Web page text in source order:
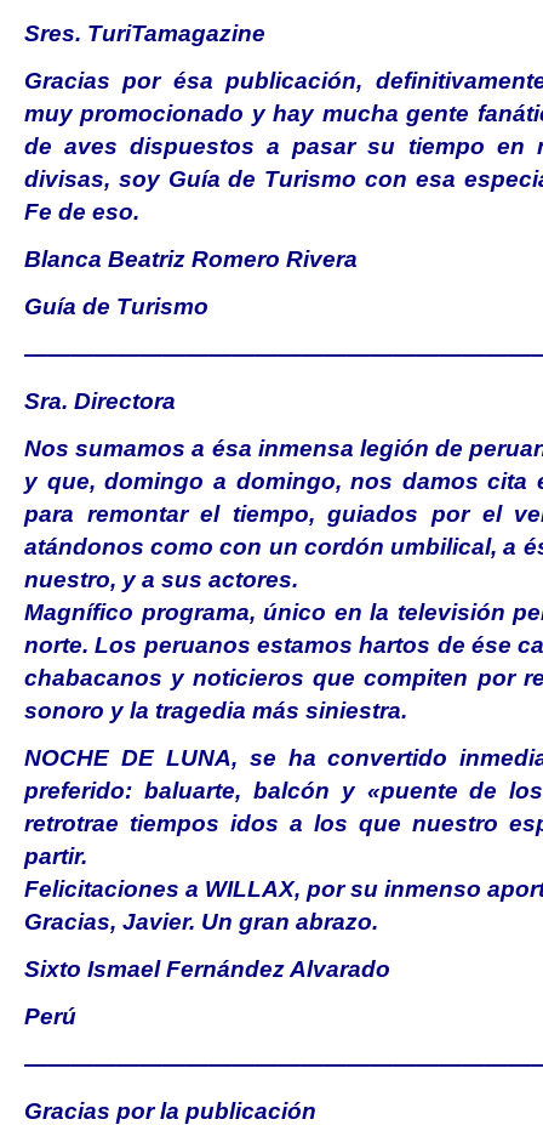
Sres. TuriTamagazine
Gracias por ésa publicación,
muy promocionado y hay mucha gente
de aves dispuestos a pasar su tiempo en
divisas, soy Guía de Turismo con esa
Fe de eso.
Blanca Beatriz Romero Rivera
Guía de Turismo
Sra. Directora
Nos sumamos a ésa inmensa legión de
y que, domingo a domingo, nos damos cita
para remontar el tiempo, guiados por el
atándonos como con un cordón umbilical, a
nuestro, y a sus actores.
Magnífico programa, único en la televisión
norte. Los peruanos estamos hartos de ése
chabacanos y noticieros que compiten por
sonoro y la tragedia más siniestra.
NOCHE DE LUNA, se ha convertido
preferido: baluarte, balcón y «puente de
retrotrae tiempos idos a los que nuestro
partir.
Felicitaciones a WILLAX, por su inmenso
Gracias, Javier. Un gran abrazo.
Sixto Ismael Fernández Alvarado
Perú
Gracias por la publicación